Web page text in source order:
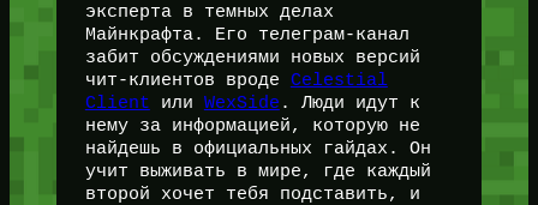
эксперта в темных делах
Майнкрафта. Его телеграм-канал
забит обсуждениями новых версий
чит-клиентов вроде Celestial
Client или WexSide . Люди идут к
нему за информацией, которую не
найдешь в официальных гайдах. Он
учит выживать в мире, где каждый
второй хочет тебя подставить, и